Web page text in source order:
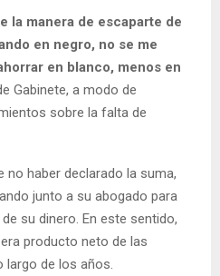
la manera de escaparte de
en negro, no se me
en blanco, menos en
Gabinete, a modo de
sobre la falta de
no haber declarado la suma,
junto a su abogado para
su dinero. En este sentido,
producto neto de las
largo de los años.